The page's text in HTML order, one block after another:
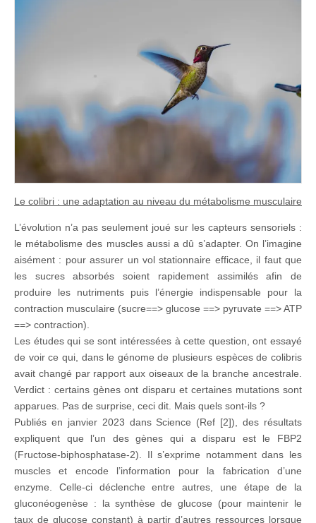
Le colibri : une adaptation au niveau du métabolisme musculaire
L’évolution n’a pas seulement joué sur les capteurs sensoriels :
le métabolisme des muscles aussi a dû s’adapter. On l’imagine
aisément : pour assurer un vol stationnaire efficace, il faut que
les sucres absorbés soient rapidement assimilés afin de
produire les nutriments puis l’énergie indispensable pour la
contraction musculaire (sucre==> glucose ==> pyruvate ==> ATP
==> contraction).
Les études qui se sont intéressées à cette question, ont essayé
de voir ce qui, dans le génome de plusieurs espèces de colibris
avait changé par rapport aux oiseaux de la branche ancestrale.
Verdict : certains gènes ont disparu et certaines mutations sont
apparues. Pas de surprise, ceci dit. Mais quels sont-ils ?
Publiés en janvier 2023 dans Science (Ref [2]), des résultats
expliquent que l’un des gènes qui a disparu est le FBP2
(Fructose-biphosphatase-2). Il s’exprime notamment dans les
muscles et encode l’information pour la fabrication d’une
enzyme. Celle-ci déclenche entre autres, une étape de la
gluconéogenèse : la synthèse de glucose (pour maintenir le
taux de glucose constant) à partir d’autres ressources lorsque